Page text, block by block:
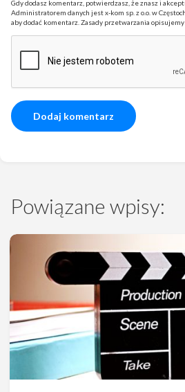
Gdy dodasz komentarz, potwierdzasz, że znasz i
Administratorem danych jest x-kom sp. z o.o. w
aby dodać komentarz. Zasady przetwarzania opisujemy
Powiązane wpisy: